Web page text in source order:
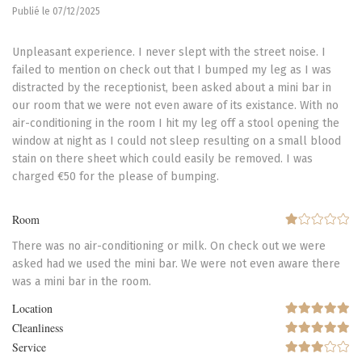
Publié le 07/12/2025
Unpleasant experience. I never slept with the street noise. I
failed to mention on check out that I bumped my leg as I was
distracted by the receptionist, been asked about a mini bar in
our room that we were not even aware of its existance. With no
air-conditioning in the room I hit my leg off a stool opening the
window at night as I could not sleep resulting on a small blood
stain on there sheet which could easily be removed. I was
charged €50 for the please of bumping.
Room
There was no air-conditioning or milk. On check out we were
asked had we used the mini bar. We were not even aware there
was a mini bar in the room.
Location
Cleanliness
Service